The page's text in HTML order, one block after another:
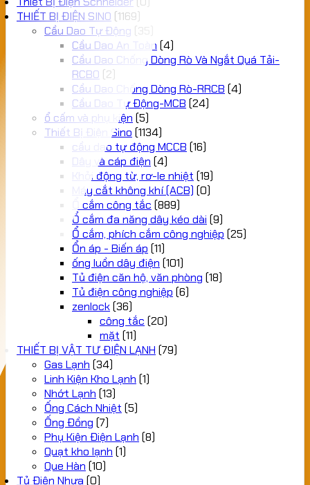
THIẾT BỊ ĐIỆN SINO (1169)
Cầu Dao Tự Động (35)
Cầu Dao An Toàn (4)
Cầu Dao Chống Dòng Rò Và Ngắt Quá Tải-
RCBO (2)
Cầu Dao Chống Dòng Rò-RRCB (4)
Cầu Dao Tự Động-MCB (24)
ổ cấm và phụ kiện (5)
Thiết Bị Điện Sino (1134)
cầu dao tự động MCCB (16)
Dây và cáp điện (4)
Khởi động từ, rơ-le nhiệt (19)
Máy cắt không khí (ACB) (0)
Ổ cắm công tắc (889)
Ổ cắm đa năng dây kéo dài (9)
Ổ cắm, phích cắm công nghiệp (25)
Ổn áp - Biến áp (11)
ống luồn dây điện (101)
Tủ điện căn hộ, văn phòng (18)
Tủ điện công nghiệp (6)
zenlock(36)
công tắc (20)
mặt (11)
THIẾT BỊ VẬT TƯ ĐIỆN LẠNH (79)
Gas Lạnh (34)
Linh Kiện Kho Lạnh (1)
Nhớt Lạnh (13)
Ống Cách Nhiệt (5)
Ống Đồng (7)
Phụ Kiện Điện Lạnh (8)
Quạt kho lạnh (1)
Que Hàn (10)
Tủ Điện Nhựa (0)